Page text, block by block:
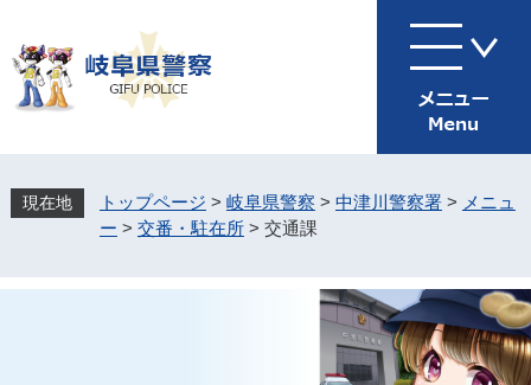
ジ
先
す
ュ
を
し
へ
トップページ > 岐阜県警察 > 中津川警察署 > メニュ
ー > 交番・駐在所> 交通課